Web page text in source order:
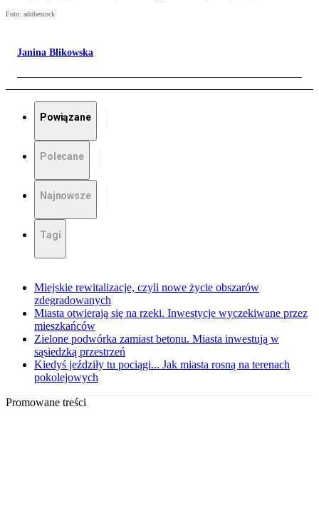
Foto: adobestock
Janina Blikowska
Powiązane
Polecane
Najnowsze
Tagi
Miejskie rewitalizacje, czyli nowe życie obszarów
zdegradowanych
Miasta otwierają się na rzeki. Inwestycje wyczekiwane przez
mieszkańców
Zielone podwórka zamiast betonu. Miasta inwestują w
sąsiedzką przestrzeń
Kiedyś jeździły tu pociągi... Jak miasta rosną na terenach
pokolejowych
Promowane treści